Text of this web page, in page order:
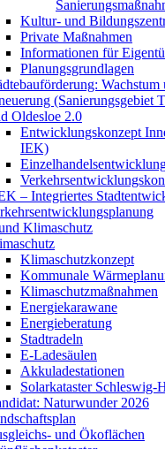
Kultur- und
Private Maßnahmen
Informationen für
Planungsgrundlagen
(Sanierungsgebiet
Oldesloe 2.0
Entwicklungskonzept
IEK)
– Integriertes
Klimaschutz
Klimaschutzkonzept
Kommunale
Klimaschutzmaßnahmen
Energiekarawane
Energieberatung
Stadtradeln
E-Ladesäulen
Akkuladestationen
Solarkataster Schleswig-
Naturwunder 2026
und Ökoflächen